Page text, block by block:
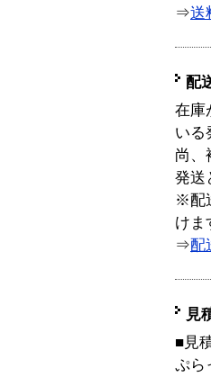
⇒送
配
在庫
いる
尚、
発送
※配
けま
⇒配
見
■見
ぷら